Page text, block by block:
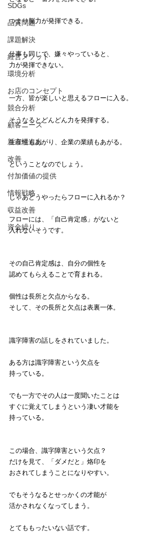
SDGs
品質問題
課題解決
経営メソッド
環境分析
お店のコンセプト
競合分析
顧客ニーズ
新市場進出
改善
付加価値の提供
情報戦略
収益改善
資金繰り
つまり脳力が発揮できる。
仕事も同じで、嫌々やっていると、
力が発揮できない。
一方、皆が楽しいと思えるフローに入る。
そうなるとどんどん力を発揮する。
生産性もあがり、企業の業績もあがる。
ということなのでしょう。
じゃあどうやったらフローに入れるか？
フローには、「自己肯定感」がないと
入れないそうです。
その自己肯定感は、自分の個性を
認めてもらえることで育まれる。
個性は長所と欠点からなる。
そして、その長所と欠点は表裏一体。
識字障害の話しをされていました。
ある方は識字障害という欠点を
持っている。
でも一方でその人は一度聞いたことは
すぐに覚えてしまうという凄い才能を
持っている。
この場合、識字障害という欠点？
だけを見て、「ダメだと」烙印を
おされてしまうことになりやすい。
でもそうなるとせっかくの才能が
活かされなくなってしまう。
とてももったいない話です。